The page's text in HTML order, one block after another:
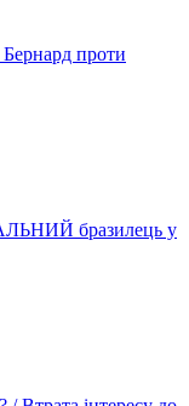
проти
бразилець у